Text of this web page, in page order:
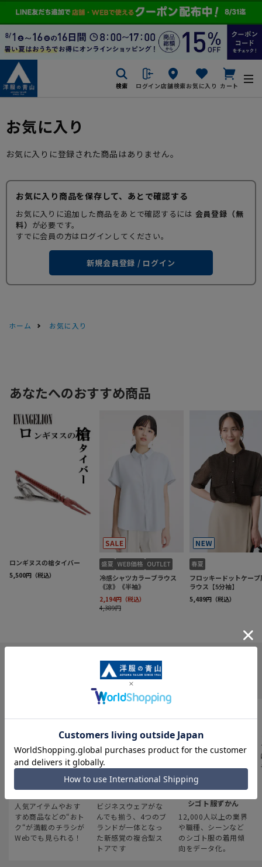
検索 ログイン店舗検索お気に入り カート
お気に入り
お気に入りに登録された商品はありません。
お気に入り商品を保存して、あとで確認する
お気に入りに追加した商品をあとで確認するには 会員登録（無
料） が必要です。
すでに会員の方はログインしてください。
新規会員登録 / ログイン
ホーム お気に入り
INFORMATION
最新のお買い得情報
人気アイテムやおす
すめ商品などの“おト
ク“が満載のチラシが
Webでも見られる！
スーツスクエア
ビジネスウェアがな
んでも揃う、4つのブ
ランドが一体となっ
た新感覚の複合型ス
トアです
みんなの
シゴト服ずかん
12,000人以上の業界
や職種、シーンなど
のシゴト服の着用傾
向をデータ化。